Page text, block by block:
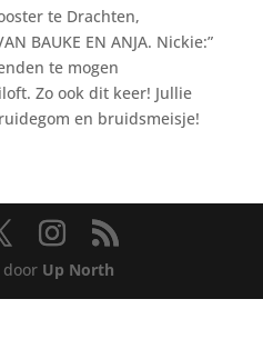
te Drachten,
BAUKE EN ANJA. Nickie:”
te mogen
Zo ook dit keer! Jullie
en bruidsmeisje!
Up North